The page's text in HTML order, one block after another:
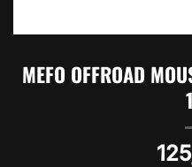
MEFO OFFROAD